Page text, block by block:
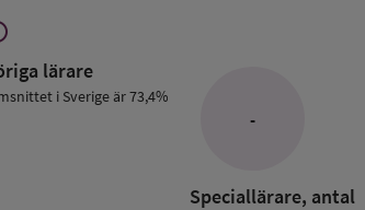
lärare
i Sverige är 73,4%
-
Speciallärare, antal